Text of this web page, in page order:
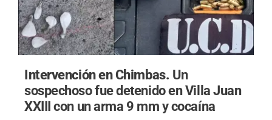
Intervención en Chimbas. Un
sospechoso fue detenido en Villa Juan
XXIII con un arma 9 mm y cocaína